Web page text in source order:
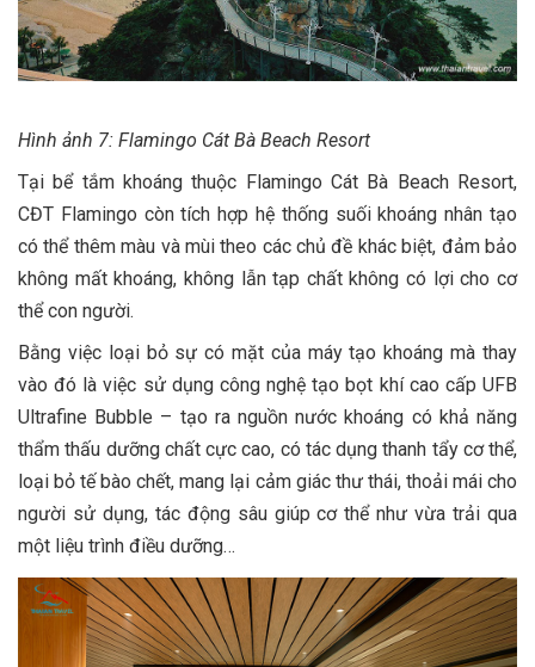
Hình ảnh 7: Flamingo Cát Bà Beach Resort
Tại bể tắm khoáng thuộc Flamingo Cát Bà Beach Resort,
CĐT Flamingo còn tích hợp hệ thống suối khoáng nhân tạo
có thể thêm màu và mùi theo các chủ đề khác biệt, đảm bảo
không mất khoáng, không lẫn tạp chất không có lợi cho cơ
thể con người.
Bằng việc loại bỏ sự có mặt của máy tạo khoáng mà thay
vào đó là việc sử dụng công nghệ tạo bọt khí cao cấp UFB
Ultrafine Bubble – tạo ra nguồn nước khoáng có khả năng
thẩm thấu dưỡng chất cực cao, có tác dụng thanh tẩy cơ thể,
loại bỏ tế bào chết, mang lại cảm giác thư thái, thoải mái cho
người sử dụng, tác động sâu giúp cơ thể như vừa trải qua
một liệu trình điều dưỡng…